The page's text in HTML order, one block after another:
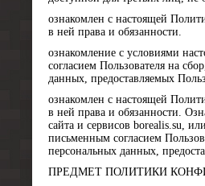
ознакомлен с настоящей
в ней права и обязанности.
ознакомление с условиями
согласием Пользователя на
данных, предоставляемых
ознакомлен с настоящей
в ней права и обязанности.
сайта и сервисов borealis.su,
письменным согласием
персональных данных,
ПРЕДМЕТ ПОЛИТИКИ